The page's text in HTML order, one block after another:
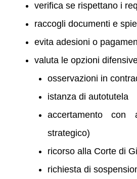
verifica se rispettano i
raccogli documenti e
evita adesioni o
valuta le opzioni
osservazioni in
istanza di autotutela
accertamento con
strategico)
ricorso alla Corte di
richiesta di